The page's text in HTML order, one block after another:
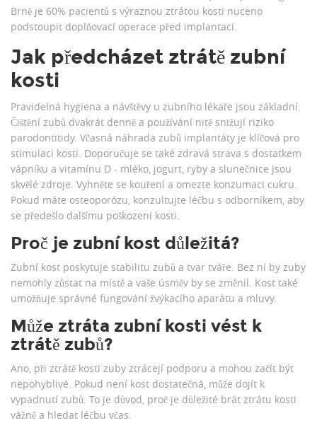
Brně je 60% pacientů s výraznou ztrátou kosti nuceno
podstoupit doplňovací operace před implantací.
Jak předcházet ztrátě zubní
kosti
Pravidelná hygiena a návštěvy u zubního lékaře jsou základní.
Čištění zubů dvakrát denně a používání nitě snižují riziko
parodontitidy. Včasná náhrada zubů implantáty je klíčová pro
stimulaci kosti. Doporučuje se také zdravá strava s dostatkem
vápníku a vitamínu D - mléko, jogurt, ryby a slunečnice jsou
skvělé zdroje. Vyhněte se kouření a omezte konzumaci cukru.
Pokud máte osteoporózu, konzultujte léčbu s odborníkem, aby
se předešlo dalšímu poškození kosti.
Proč je zubní kost důležitá?
Zubní kost poskytuje stabilitu zubů a tvar tváře. Bez ní by zuby
nemohly zůstat na místě a vaše úsměv by se změnil. Kost také
umožňuje správné fungování žvýkacího aparátu a mluvy.
Může ztráta zubní kosti vést k
ztrátě zubů?
Ano, při ztrátě kosti zuby ztrácejí podporu a mohou začít být
nepohyblivé. Pokud není kost dostatečná, může dojít k
vypadnutí zubů. To je důvod, proč je důležité brát ztrátu kosti
vážně a hledat léčbu včas.